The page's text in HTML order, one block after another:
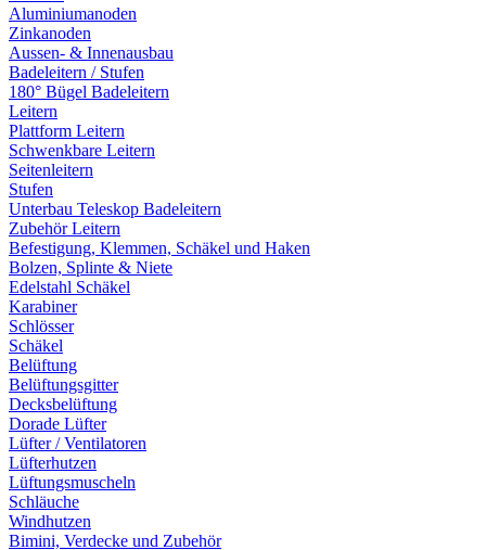
Aluminiumanoden
Zinkanoden
Aussen- & Innenausbau
Badeleitern / Stufen
180° Bügel Badeleitern
Leitern
Plattform Leitern
Schwenkbare Leitern
Seitenleitern
Stufen
Unterbau Teleskop Badeleitern
Zubehör Leitern
Befestigung, Klemmen, Schäkel und Haken
Bolzen, Splinte & Niete
Edelstahl Schäkel
Karabiner
Schlösser
Schäkel
Belüftung
Belüftungsgitter
Decksbelüftung
Dorade Lüfter
Lüfter / Ventilatoren
Lüfterhutzen
Lüftungsmuscheln
Schläuche
Windhutzen
Bimini, Verdecke und Zubehör